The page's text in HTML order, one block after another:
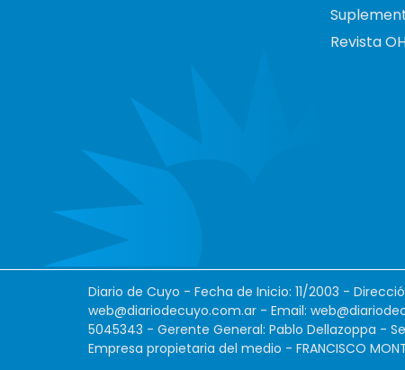
Revista
Diario de Cuyo - Fecha de Inicio: 11/2003 -
web@diariodecuyo.com.ar - Email:
5045343 - Gerente General: Pablo Dellazoppa -
Empresa propietaria del medio - FRANCISCO